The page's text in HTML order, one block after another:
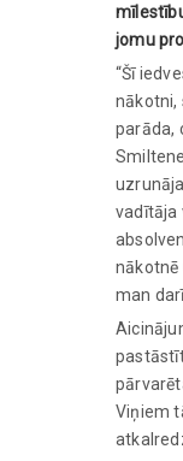
jomu
“Šī
nākotni,
parāda,
vadītāja
nākotnē
man
Viņiem